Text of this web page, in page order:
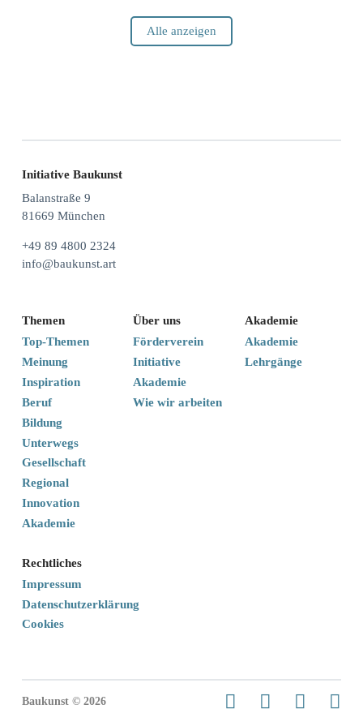
Alle anzeigen
Initiative Baukunst
Balanstraße 9
81669 München
+49 89 4800 2324
info@baukunst.art
Themen
Top-Themen
Meinung
Inspiration
Beruf
Bildung
Unterwegs
Gesellschaft
Regional
Innovation
Akademie
Akademie
Akademie
Lehrgänge
Über uns
Förderverein
Initiative
Akademie
Wie wir arbeiten
Rechtliches
Impressum
Datenschutzerklärung
Cookies
Baukunst © 2026